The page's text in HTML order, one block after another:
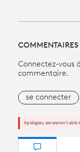
COMMENTAIRES
Connectez-vous
commentaire.
se connecter